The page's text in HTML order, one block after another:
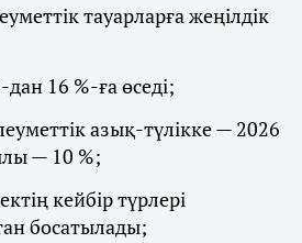
тауарларға жеңілдік
дан 16 %-ға өседі;
азық-түлікке — 2026
— 10 %;
кейбір түрлері
босатылады;